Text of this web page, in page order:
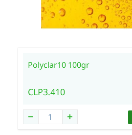
Polyclar10 100gr
CLP3.410